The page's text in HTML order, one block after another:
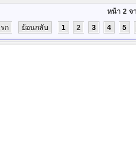
หน้า 2 จ
ก
ย้อนกลับ 1 2 3 4 5